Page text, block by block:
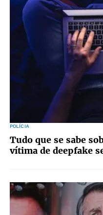
POLÍCIA
Tudo que se sabe
vítima de deepfake